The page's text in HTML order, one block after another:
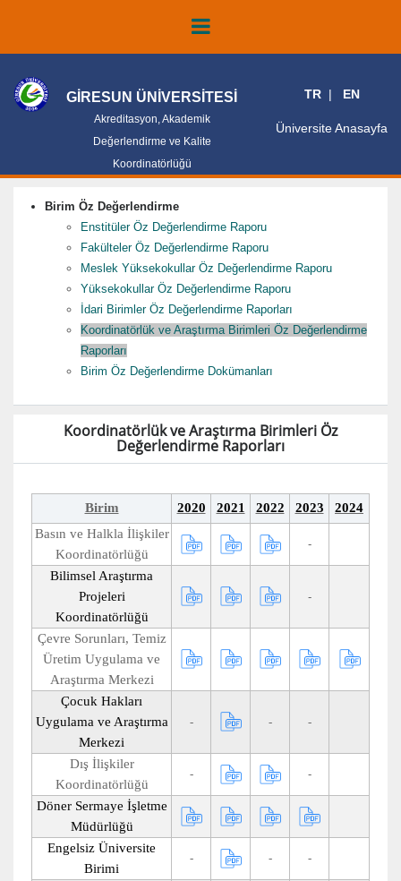
GİRESUN ÜNİVERSİTESİ
Akreditasyon, Akademik
Değerlendirme ve Kalite
Koordinatörlüğü
TR EN
Üniversite Anasayfa
Birim Öz Değerlendirme
Enstitüler Öz Değerlendirme Raporu
Fakülteler Öz Değerlendirme Raporu
Meslek Yüksekokullar Öz Değerlendirme Raporu
Yüksekokullar Öz Değerlendirme Raporu
İdari Birimler Öz Değerlendirme Raporları
Koordinatörlük ve Araştırma Birimleri Öz Değerlendirme
Raporları
Birim Öz Değerlendirme Dokümanları
Koordinatörlük ve Araştırma Birimleri Öz
Değerlendirme Raporları
Birim 2020 2021 2022 2023
2024
Basın ve Halkla İlişkiler
Koordinatörlüğü
-
Bilimsel Araştırma
Projeleri
Koordinatörlüğü
-
Çevre Sorunları, Temiz
Üretim Uygulama ve
Araştırma Merkezi
Çocuk Hakları
Uygulama ve Araştırma
Merkezi
- - -
Dış İlişkiler
Koordinatörlüğü
- -
Döner Sermaye İşletme
Müdürlüğü
Engelsiz Üniversite
Birimi
- - -